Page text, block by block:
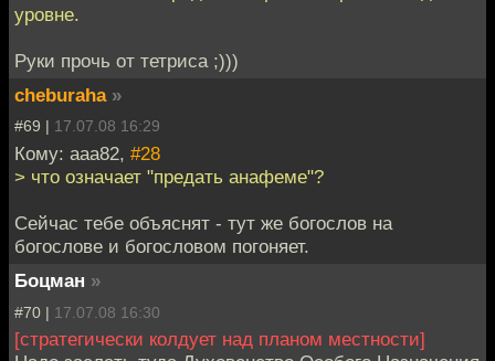
уровне.
Руки прочь от тетриса ;)))
cheburaha »
#69 | 17.07.08 16:29
Кому: aaa82, #28
> что означает "предать анафеме"?
Сейчас тебе объяснят - тут же богослов на
богослове и богословом погоняет.
Боцман »
#70 | 17.07.08 16:30
[стратегически колдует над планом местности]